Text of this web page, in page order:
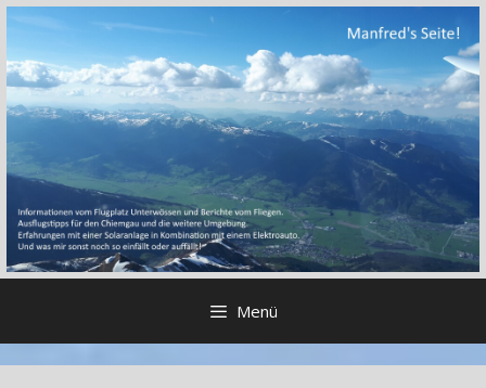
Zum
springen
Menü